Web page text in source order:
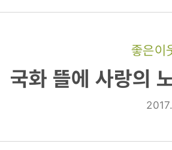
좋은이
국화 뜰에 사랑의